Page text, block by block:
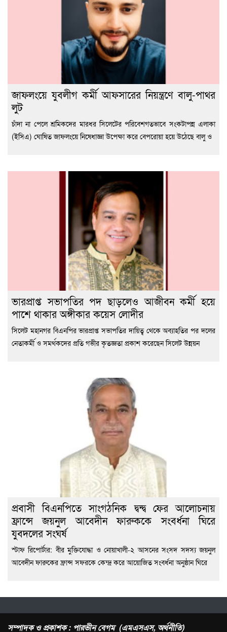
জাফলংয়ে যুবলীগ কর্মী আফসারের নিয়ন্ত্রণে বালু-পাথর
লুট
চাঁদা না পেলে শ্রমিকদের মারধর সিলেটের পরিবেশগতভাবে সংকটাপন্ন এলাকা
(ইসিএ) ঘোষিত জাফলংয়ে নিষেধাজ্ঞা উপেক্ষা করে বেপরোয়া হয়ে উঠেছে বালু ও
ভারপ্রাপ্ত সভাপতির পদ ছাড়লেও আজীবন কর্মী হয়ে
পাশে থাকার অঙ্গীকার কয়েস লোদীর
সিলেট মহানগর বিএনপির ভারপ্রাপ্ত সভাপতির দায়িত্ব থেকে অব্যাহতির পর দলের
নেতাকর্মী ও সমর্থকদের প্রতি গভীর কৃতজ্ঞতা প্রকাশ করেছেন সিলেট উন্নয়ন
প্রবাসী বিএনপিতে সাংগঠনিক দ্বন্দ্ব ফের আলোচনায়
ফ্রান্সে জয়নুল আবেদীন ফারুককে সংবর্ধনা ঘিরে
যুবদলের সংঘর্ষ
স্টাফ রিপোর্টার: বীর মুক্তিযোদ্ধা ও নোয়াখালী-২ আসনের সংসদ সদস্য জয়নুল
আবেদীন ফারুকের ফ্রান্স সফরকে কেন্দ্র করে আয়োজিত সংবর্ধনা অনুষ্ঠান ঘিরে
সম্পাদক ও প্রকাশক : পারভীন বেগম (এমএসএস, অর্থনীতি)